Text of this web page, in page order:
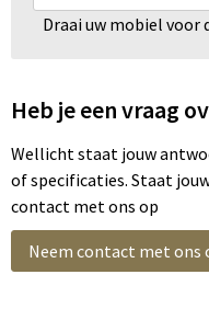
Draai uw mobiel
Heb je een vraag
Wellicht staat jouw
of specificaties. Staat
contact met ons op
Neem contact met ons